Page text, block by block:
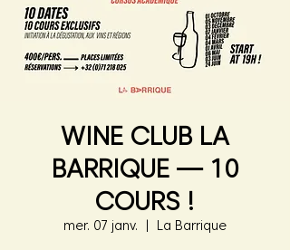
WINE CLUB LA
BARRIQUE — 10
COURS !
mer. 07 janv. La Barrique